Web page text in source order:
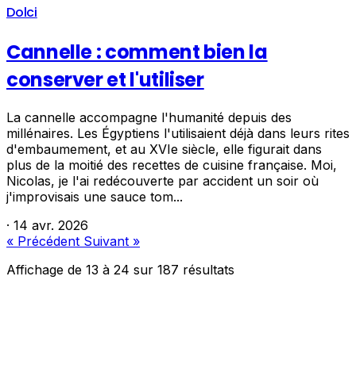
Dolci
Cannelle : comment bien la
conserver et l'utiliser
La cannelle accompagne l'humanité depuis des
millénaires. Les Égyptiens l'utilisaient déjà dans leurs rites
d'embaumement, et au XVIe siècle, elle figurait dans
plus de la moitié des recettes de cuisine française. Moi,
Nicolas, je l'ai redécouverte par accident un soir où
j'improvisais une sauce tom...
· 14 avr. 2026
« Précédent Suivant »
Affichage de 13 à 24 sur 187 résultats